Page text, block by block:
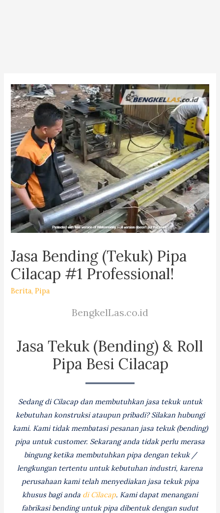
Jasa Bending (Tekuk) Pipa
Cilacap #1 Professional!
Berita,Pipa
BengkelLas.co.id
Jasa Tekuk (Bending) & Roll
Pipa Besi Cilacap
Sedang di Cilacap dan membutuhkan jasa tekuk untuk
kebutuhan konstruksi ataupun pribadi? Silakan hubungi
kami. Kami tidak membatasi pesanan jasa tekuk (bending)
pipa untuk customer. Sekarang anda tidak perlu merasa
bingung ketika membutuhkan pipa dengan tekuk /
lengkungan tertentu untuk kebutuhan industri, karena
perusahaan kami telah menyediakan jasa tekuk pipa
khusus bagi anda di Cilacap. Kami dapat menangani
fabrikasi bending untuk pipa dibentuk dengan sudut